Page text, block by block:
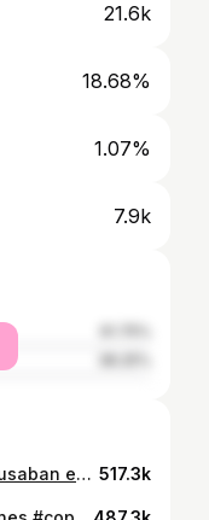
21.6k
18.68%
1.07%
7.9k
Ya sabías que estas canciones usaban estas referencias? . #canciones #copias #música #bellakath #mariahangeliq #musicapopular #musicaenespañol #musicanueva 517.3k